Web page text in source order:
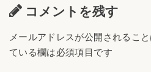
コメントを残す
メールアドレスが公開されること
ている欄は必須項目です